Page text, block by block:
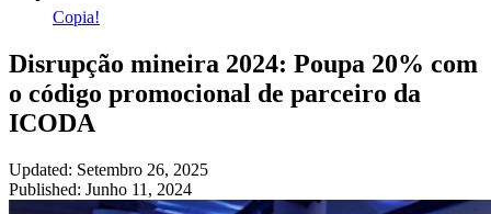
Copia!
Disrupção mineira 2024: Poupa 20% com
o código promocional de parceiro da
ICODA
Updated: Setembro 26, 2025
Published: Junho 11, 2024